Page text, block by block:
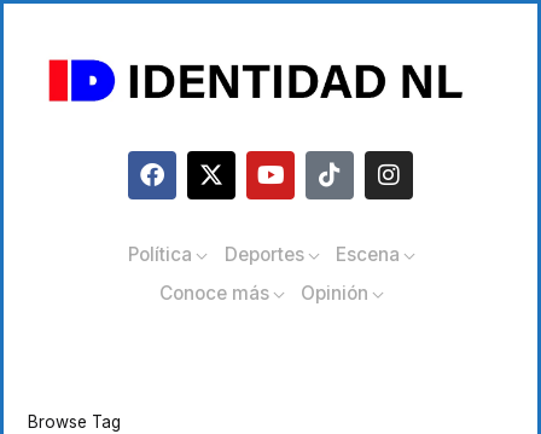
Política Deportes
Escena
Conoce más
Opinión
Browse Tag